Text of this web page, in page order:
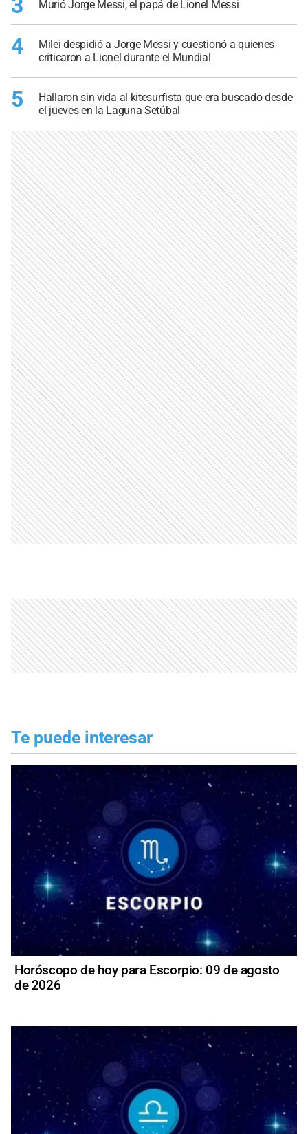
3 Murió Jorge Messi, el papá de Lionel Messi
4
Milei despidió a Jorge Messi y cuestionó a quienes
criticaron a Lionel durante el Mundial
5
Hallaron sin vida al kitesurfista que era buscado desde
el jueves en la Laguna Setúbal
Te puede interesar
Horóscopo de hoy para Escorpio: 09 de agosto
de 2026